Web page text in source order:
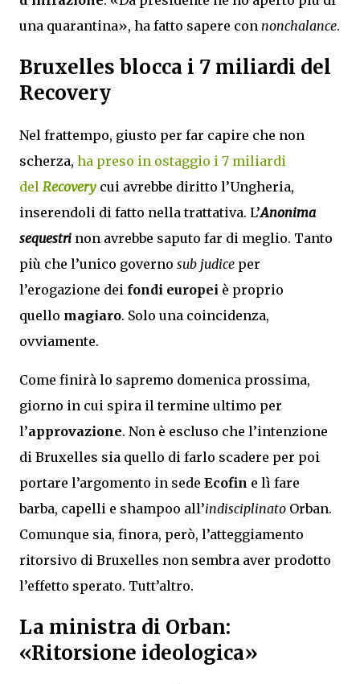
una quarantina», ha fatto sapere con nonchalance.
Bruxelles blocca i 7 miliardi del
Recovery
Nel frattempo, giusto per far capire che non
scherza, ha preso in ostaggio i 7 miliardi
del Recovery cui avrebbe diritto l’Ungheria,
inserendoli di fatto nella trattativa. L’Anonima
sequestri non avrebbe saputo far di meglio. Tanto
più che l’unico governo sub judice per
l’erogazione dei fondi europei è proprio
quello magiaro. Solo una coincidenza,
ovviamente.
Come finirà lo sapremo domenica prossima,
giorno in cui spira il termine ultimo per
l’approvazione. Non è escluso che l’intenzione
di Bruxelles sia quello di farlo scadere per poi
portare l’argomento in sede Ecofin e lì fare
barba, capelli e shampoo all’indisciplinato Orban.
Comunque sia, finora, però, l’atteggiamento
ritorsivo di Bruxelles non sembra aver prodotto
l’effetto sperato. Tutt’altro.
La ministra di Orban:
«Ritorsione ideologica»